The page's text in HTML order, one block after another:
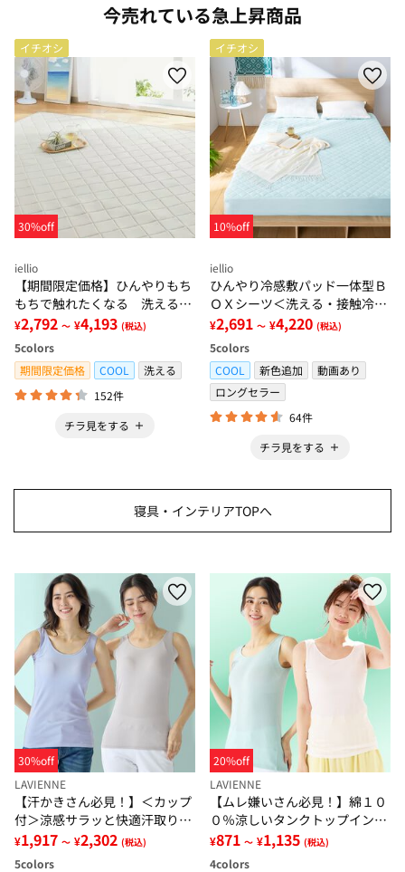
今売れている急上昇商品
イチオシ
30%off
iellio
【期間限定価格】ひんやりもち
もちで触れたくなる 洗えるラ
グ＜低反発・滑りにくい・接触
冷感・防ダニ・カーペット＞
¥2,792 ～ ¥4,193 (税込)
5colors
期間限定価格
COOL
洗える
152件
チラ見をする
イチオシ
10%off
iellio
ひんやり冷感敷パッド一体型Ｂ
ＯＸシーツ＜洗える・接触冷
感・抗菌防臭・時短・家事楽・
ボックスシーツ・寝苦しさ対策
＞
¥2,691 ～ ¥4,220 (税込)
5colors
COOL
新色追加
動画あり
ロングセラー
64件
チラ見をする
寝具・インテリアTOPへ
30%off
LAVIENNE
【汗かきさん必見！】＜カップ
付＞涼感サラッと快適汗取りタ
ンクトップインナー＜さらりラ
ボ＞
¥1,917 ～ ¥2,302 (税込)
5colors
20%off
LAVIENNE
【ムレ嫌いさん必見！】綿１０
０％涼しいタンクトップインナ
ー＜さらりラボ＞
¥871 ～ ¥1,135 (税込)
4colors